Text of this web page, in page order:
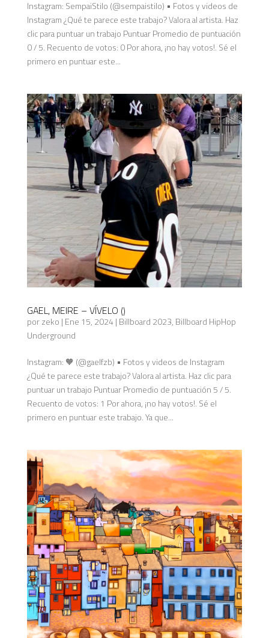
Instagram: SempaiStilo (@sempaistilo) • Fotos y videos de
Instagram ¿Qué te parece este trabajo? Valora al artista. Haz
clic para puntuar un trabajo Puntuar Promedio de puntuación
0 / 5. Recuento de votos: 0 Por ahora, ¡no hay votos!. Sé el
primero en puntuar este...
GAEL, MEIRE – VÍVELO ()
porzeko|Ene 15, 2024|Billboard 2023,Billboard HipHop
Underground
Instagram: 🧡 (@gaelfzb) • Fotos y videos de Instagram
¿Qué te parece este trabajo? Valora al artista. Haz clic para
puntuar un trabajo Puntuar Promedio de puntuación 5 / 5.
Recuento de votos: 1 Por ahora, ¡no hay votos!. Sé el
primero en puntuar este trabajo. Ya que...